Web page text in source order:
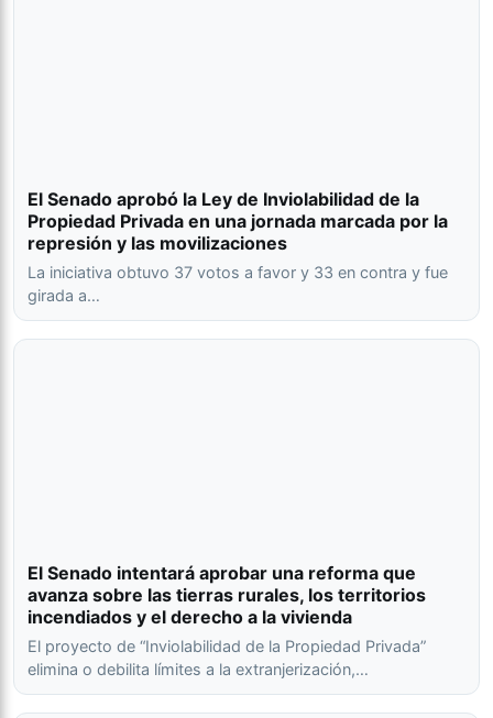
El Senado aprobó la Ley de Inviolabilidad de la
Propiedad Privada en una jornada marcada por la
represión y las movilizaciones
La iniciativa obtuvo 37 votos a favor y 33 en contra y fue
girada a…
El Senado intentará aprobar una reforma que
avanza sobre las tierras rurales, los territorios
incendiados y el derecho a la vivienda
El proyecto de “Inviolabilidad de la Propiedad Privada”
elimina o debilita límites a la extranjerización,…